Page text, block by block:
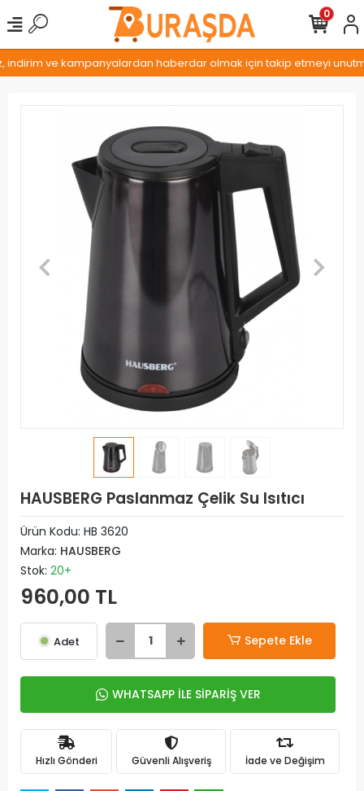
ve kampanyalardan haberdar olmak için takip etmeyi
0
HAUSBERG Paslanmaz Çelik Su Isıtıcı
Ürün Kodu: HB 3620
Marka: HAUSBERG
Stok: 20+
960,00 TL
Adet Sepete Ekle
WHATSAPP İLE SİPARİŞ VER
Hızlı Gönderi Güvenli Alışveriş İade ve Değişim